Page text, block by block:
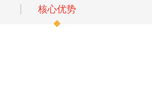
核心优势